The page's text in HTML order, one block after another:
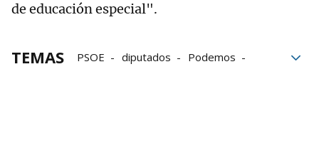
de educación especial".
TEMAS PSOE diputados
Podemos